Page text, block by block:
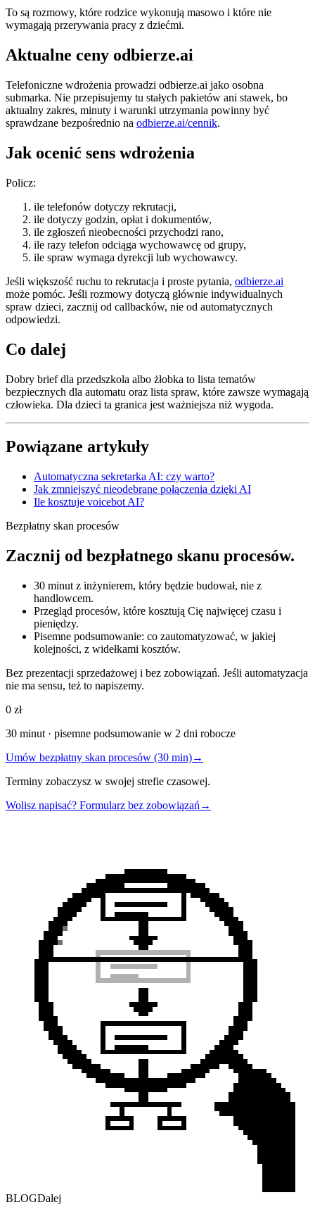
To są rozmowy, które rodzice wykonują masowo i które nie
wymagają przerywania pracy z dziećmi.
Aktualne ceny odbierze.ai
Telefoniczne wdrożenia prowadzi odbierze.ai jako osobna
submarka. Nie przepisujemy tu stałych pakietów ani stawek, bo
aktualny zakres, minuty i warunki utrzymania powinny być
sprawdzane bezpośrednio na odbierze.ai/cennik.
Jak ocenić sens wdrożenia
Policz:
ile telefonów dotyczy rekrutacji,
ile dotyczy godzin, opłat i dokumentów,
ile zgłoszeń nieobecności przychodzi rano,
ile razy telefon odciąga wychowawcę od grupy,
ile spraw wymaga dyrekcji lub wychowawcy.
Jeśli większość ruchu to rekrutacja i proste pytania, odbierze.ai
może pomóc. Jeśli rozmowy dotyczą głównie indywidualnych
spraw dzieci, zacznij od callbacków, nie od automatycznych
odpowiedzi.
Co dalej
Dobry brief dla przedszkola albo żłobka to lista tematów
bezpiecznych dla automatu oraz lista spraw, które zawsze wymagają
człowieka. Dla dzieci ta granica jest ważniejsza niż wygoda.
Powiązane artykuły
Automatyczna sekretarka AI: czy warto?
Jak zmniejszyć nieodebrane połączenia dzięki AI
Ile kosztuje voicebot AI?
Bezpłatny skan procesów
Zacznij od bezpłatnego skanu procesów.
30 minut z inżynierem, który będzie budował, nie z
handlowcem.
Przegląd procesów, które kosztują Cię najwięcej czasu i
pieniędzy.
Pisemne podsumowanie: co zautomatyzować, w jakiej
kolejności, z widełkami kosztów.
Bez prezentacji sprzedażowej i bez zobowiązań. Jeśli automatyzacja
nie ma sensu, też to napiszemy.
0 zł
30 minut · pisemne podsumowanie w 2 dni robocze
Umów bezpłatny skan procesów (30 min)→
Terminy zobaczysz w swojej strefie czasowej.
Wolisz napisać? Formularz bez zobowiązań →
BLOGDalej